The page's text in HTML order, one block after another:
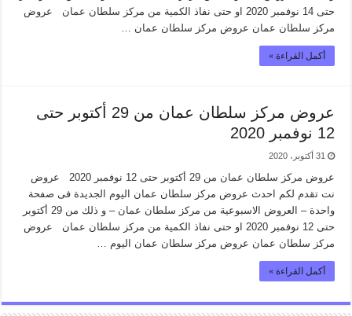
حتى 14 نوفمبر 2020 او حتى نفاذ الكمية من مركز سلطان عمان عروض
مركز سلطان عمان عروض مركز سلطان عمان …
أكمل القراءة »
عروض مركز سلطان عمان من 29 أكتوبر حتى
12 نوفمبر 2020
31 أكتوبر، 2020
عروض مركز سلطان عمان من 29 أكتوبر حتى 12 نوفمبر 2020 عروض
نت تقدم لكم احدث عروض مركز سلطان عمان اليوم الجديدة فى صفحة
واحدة – العروض الاسبوعية من مركز سلطان عمان – و ذلك من 29 أكتوبر
حتى 12 نوفمبر 2020 او حتى نفاذ الكمية من مركز سلطان عمان عروض
مركز سلطان عمان عروض مركز سلطان عمان اليوم …
أكمل القراءة »